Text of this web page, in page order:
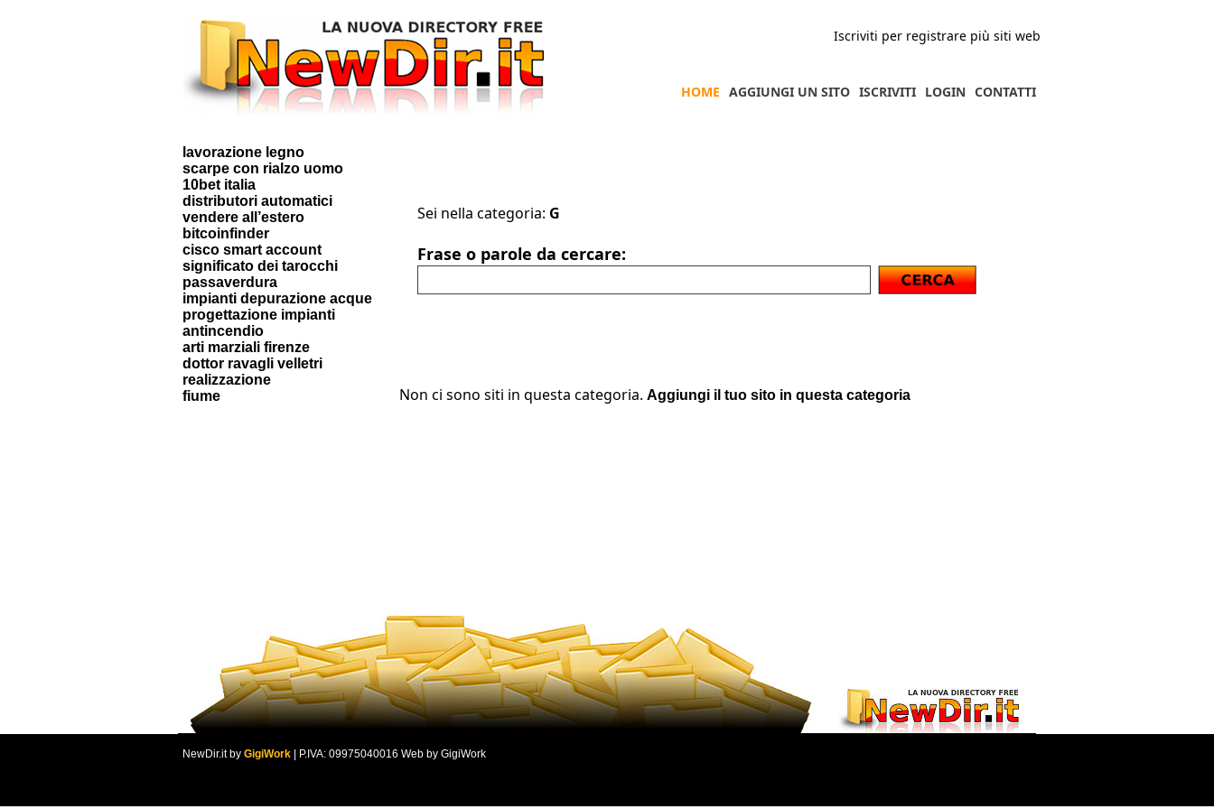
Iscriviti per registrare più siti web
CONTATTI
LOGIN
ISCRIVITI
AGGIUNGI UN SITO
HOME
lavorazione legno
scarpe con rialzo uomo
10bet italia
distributori automatici
vendere all’estero
bitcoinfinder
cisco smart account
significato dei tarocchi
passaverdura
impianti depurazione acque
progettazione impianti
antincendio
arti marziali firenze
dottor ravagli velletri
realizzazione
fiume
Sei nella categoria: G
Frase o parole da cercare:
Non ci sono siti in questa categoria. Aggiungi il tuo sito in questa categoria
NewDir.it by GigiWork | P.IVA: 09975040016 Web by GigiWork